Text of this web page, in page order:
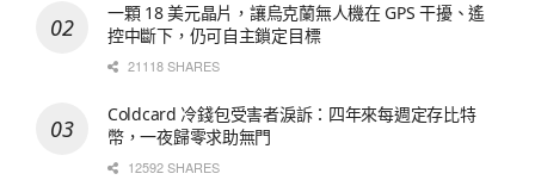
一顆 18 美元晶片，讓烏克蘭無人機在 GPS 干擾、遙
控中斷下，仍可自主鎖定目標
21118 SHARES
Coldcard 冷錢包受害者淚訴：四年來每週定存比特
幣，一夜歸零求助無門
12592 SHARES